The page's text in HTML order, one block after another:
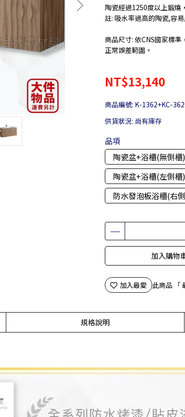
陶瓷經過1250度以上鍛燒
註: 吸水率過高的陶瓷,容
商品尺寸: 依CNS國家標
正常誤差範圍。
NT$13,140
商品編號: K-1362+KC-
供貨狀況: 尚有庫存
品項
陶瓷盆+浴櫃(無側櫃)
陶瓷盆+浴櫃(左側櫃)
防水發泡板浴櫃(右
加入購物
加入最愛 此商品 「
規格說明